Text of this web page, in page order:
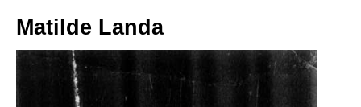
Matilde Landa